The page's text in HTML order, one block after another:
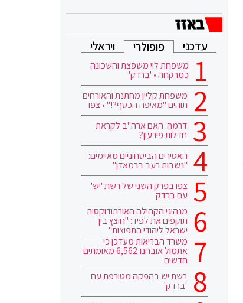
עדכני פופולרי ויראלי
משפחת לוי משפצת והשכונה
כמרקחה • 'ברדק'
משפחת קליין מחתנת והאורחים
תוהים "מאיפה הכסף?!" • צפו
דרמה: האם ארה"ב לקראת
חדלות פירעון?
האסירים הביטחוניים מאיימים:
"נשבות רעב ברמאדן"
צפו בפרק השני של רשת 'יש'
עם ברדק
מנהיגי הקהילה האורתודוקסית
תוקפים את לפיד: "חוצץ בין
ישראל ליהודי התפוצות"
משרד הבריאות מעדכן כי
אתמול אובחנו 6,562 מאומתים
חדשים
רשת יש בהפקה מטורפת עם
'ברדק'